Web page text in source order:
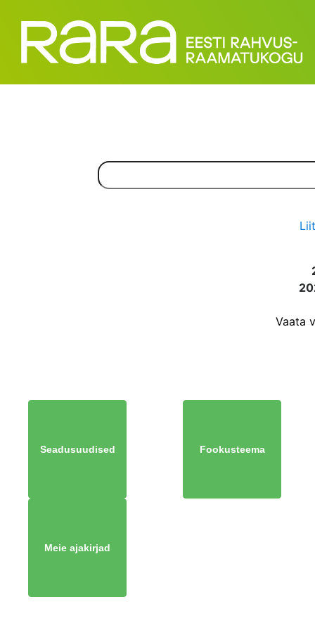
Vaata
Seadusuudised Fookusteema
Meie ajakirjad